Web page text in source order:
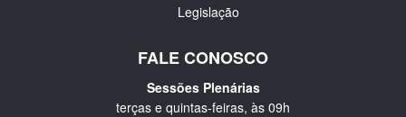
Legislação
FALE CONOSCO
Sessões Plenárias
terças e quintas-feiras, às 09h